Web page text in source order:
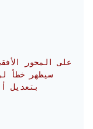
بتعديل